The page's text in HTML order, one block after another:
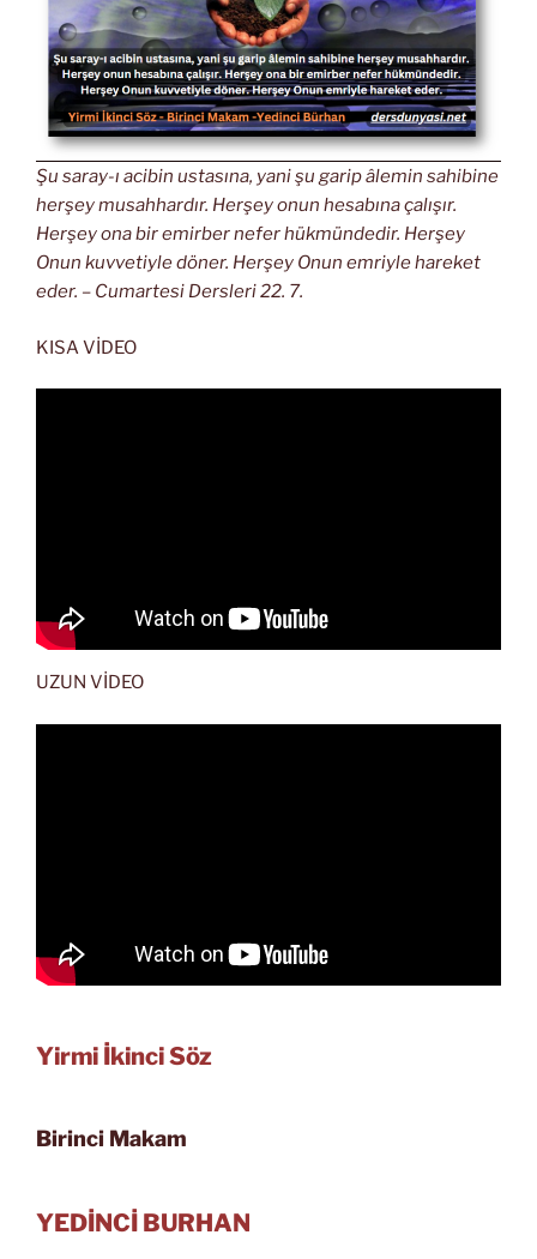
Şu saray-ı acibin ustasına, yani şu garip âlemin sahibine
herşey musahhardır. Herşey onun hesabına çalışır.
Herşey ona bir emirber nefer hükmündedir. Herşey
Onun kuvvetiyle döner. Herşey Onun emriyle hareket
eder. – Cumartesi Dersleri 22. 7.
KISA VİDEO
UZUN VİDEO
Yirmi İkinci Söz
Birinci Makam
YEDİNCİ BURHAN